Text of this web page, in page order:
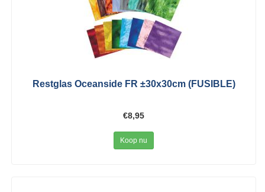
Restglas Oceanside FR ±30x30cm (FUSIBLE)
€8,95
Koop nu